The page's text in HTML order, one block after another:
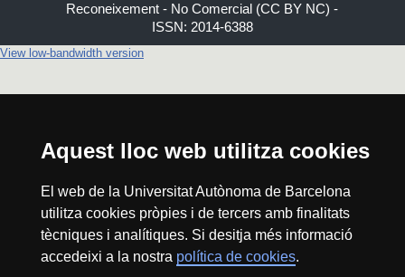
Aquest lloc web utilitza cookies
El web de la Universitat Autònoma de Barcelona
utilitza cookies pròpies i de tercers amb finalitats
tècniques i analítiques. Si desitja més informació
accedeixi a la nostra política de cookies.
Reconeixement - No Comercial (CC BY NC) -
ISSN: 2014-6388
View low-bandwidth version